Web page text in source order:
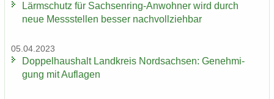
Lärm­schutz für Sachsenring-​Anwohner wird durch
neue Mess­stel­len bes­ser nach­voll­zieh­bar
05.04.2023
Dop­pel­haus­halt Land­kreis Nord­sach­sen: Ge­neh­mi­
gung mit Auf­la­gen